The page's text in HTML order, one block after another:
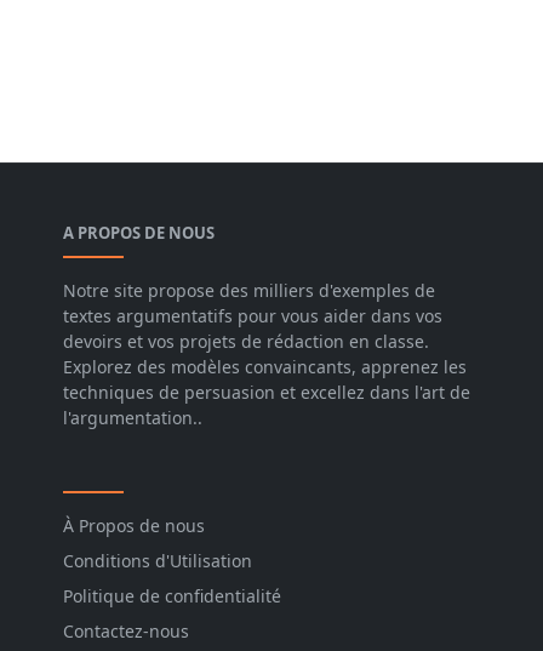
A PROPOS DE NOUS
Notre site propose des milliers d'exemples de
textes argumentatifs pour vous aider dans vos
devoirs et vos projets de rédaction en classe.
Explorez des modèles convaincants, apprenez les
techniques de persuasion et excellez dans l'art de
l'argumentation..
À Propos de nous
Conditions d'Utilisation
Politique de confidentialité
Contactez-nous